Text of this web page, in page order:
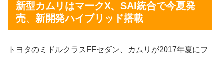
新型カムリはマークX、SAI統合で今夏発
売、新開発ハイブリッド搭載
トヨタのミドルクラスFFセダン、カムリが2017年夏にフ